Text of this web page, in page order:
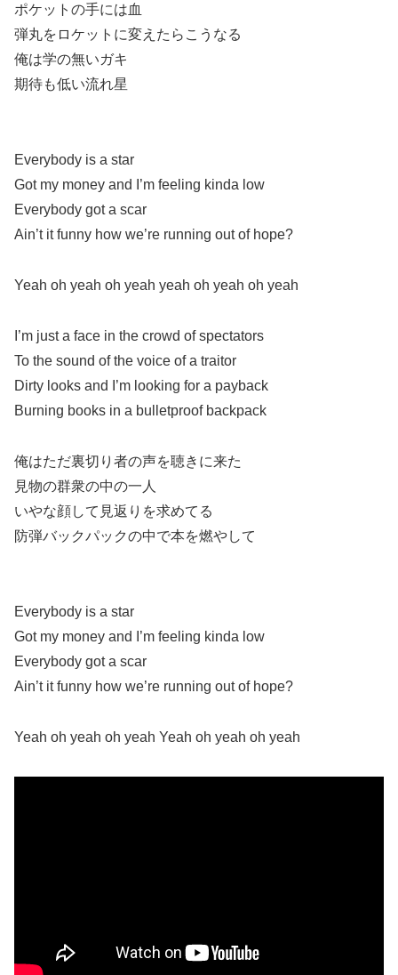
ポケットの手には血
弾丸をロケットに変えたらこうなる
俺は学の無いガキ
期待も低い流れ星
Everybody is a star
Got my money and I’m feeling kinda low
Everybody got a scar
Ain’t it funny how we’re running out of hope?
Yeah oh yeah oh yeah yeah oh yeah oh yeah
I’m just a face in the crowd of spectators
To the sound of the voice of a traitor
Dirty looks and I’m looking for a payback
Burning books in a bulletproof backpack
俺はただ裏切り者の声を聴きに来た
見物の群衆の中の一人
いやな顔して見返りを求めてる
防弾バックパックの中で本を燃やして
Everybody is a star
Got my money and I’m feeling kinda low
Everybody got a scar
Ain’t it funny how we’re running out of hope?
Yeah oh yeah oh yeah Yeah oh yeah oh yeah